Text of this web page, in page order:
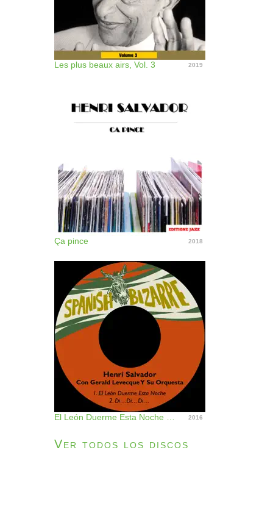
Les plus beaux airs, Vol. 3 2019
Ça pince 2018
2016
Ver todos los discos